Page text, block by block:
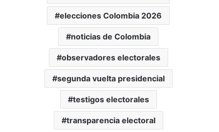
elecciones Colombia 2026
noticias de Colombia
observadores electorales
segunda vuelta presidencial
testigos electorales
transparencia electoral